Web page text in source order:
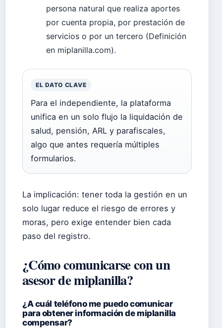
persona natural que realiza aportes
por cuenta propia, por prestación de
servicios o por un tercero (Definición
en miplanilla.com).
EL DATO CLAVE
Para el independiente, la plataforma
unifica en un solo flujo la liquidación de
salud, pensión, ARL y parafiscales,
algo que antes requería múltiples
formularios.
La implicación: tener toda la gestión en un
solo lugar reduce el riesgo de errores y
moras, pero exige entender bien cada
paso del registro.
¿Cómo comunicarse con un
asesor de miplanilla?
¿A cuál teléfono me puedo comunicar
para obtener información de miplanilla
compensar?